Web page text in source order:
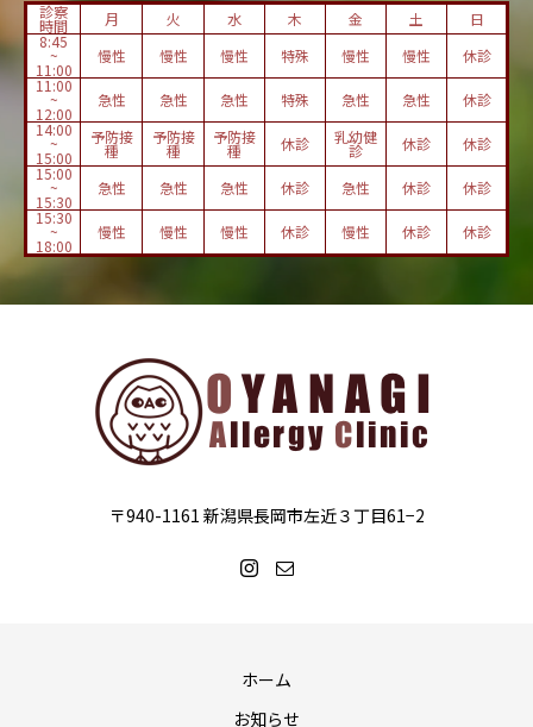
診察
時間 月 火 水 木 金 土
日
8:45
~
11:00
慢性 慢性 慢性 特殊 慢性 慢性
休診
11:00
~
12:00
急性 急性 急性 特殊 急性 急性
休診
14:00
~
15:00
予防接
種
予防接
種
予防接
種 休診 乳幼健
診 休診
休診
15:00
~
15:30
急性 急性 急性 休診 急性 休診
休診
15:30
~
18:00
慢性 慢性 慢性 休診 慢性 休診 休診
〒940-1161 新潟県長岡市左近３丁目61−2
ホーム
お知らせ